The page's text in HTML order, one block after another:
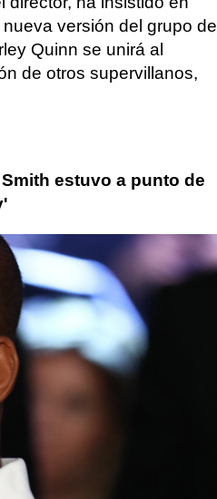
nueva versión del grupo de
Quinn se unirá al
de otros supervillanos,
estuvo a punto de